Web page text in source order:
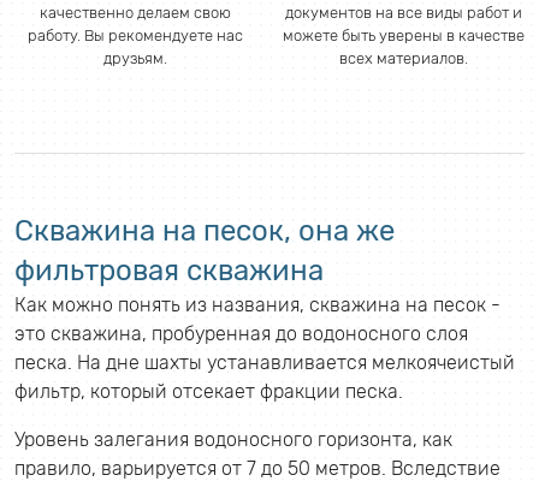
качественно делаем свою
работу. Вы рекомендуете нас
друзьям.
документов на все виды работ и
можете быть уверены в качестве
всех материалов.
Скважина на песок, она же
фильтровая скважина
Как можно понять из названия, скважина на песок -
это скважина, пробуренная до водоносного слоя
песка. На дне шахты устанавливается мелкоячеистый
фильтр, который отсекает фракции песка.
Уровень залегания водоносного горизонта, как
правило, варьируется от 7 до 50 метров. Вследствие